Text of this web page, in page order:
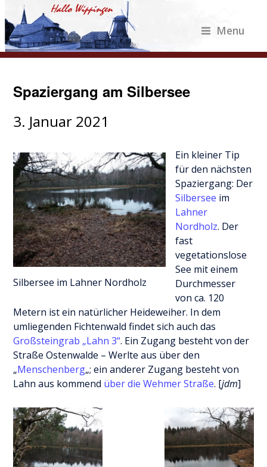
Menu
Spaziergang am Silbersee
3. Januar 2021
Silbersee im Lahner Nordholz
Ein kleiner Tip
für den nächsten
Spaziergang: Der
Silbersee im
Lahner
Nordholz. Der
fast
vegetationslose
See mit einem
Durchmesser
von ca. 120
Metern ist ein natürlicher Heideweiher. In dem
umliegenden Fichtenwald findet sich auch das
Großsteingrab „Lahn 3“. Ein Zugang besteht von der
Straße Ostenwalde – Werlte aus über den
„Menschenberg„; ein anderer Zugang besteht von
Lahn aus kommend über die Wehmer Straße. [jdm]